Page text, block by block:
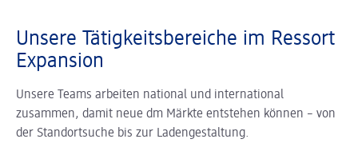
Unsere Tätigkeitsbereiche im Ressort
Expansion
Unsere Teams arbeiten national und international
zusammen, damit neue dm Märkte entstehen können – von
der Standortsuche bis zur Ladengestaltung.